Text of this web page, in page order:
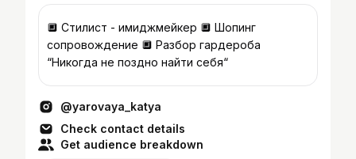
🔲 Стилист - имиджмейкер 🔲 Шопинг
сопровождение 🔲 Разбор гардероба
“Никогда не поздно найти себя“
@yarovaya_katya
Check contact details
Get audience breakdown